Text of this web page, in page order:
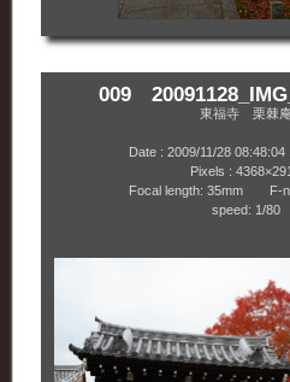
009
東福寺 栗棘
Date : 2009/11/28
Pixels :
Focal length: 35mm F-
speed: 1/80